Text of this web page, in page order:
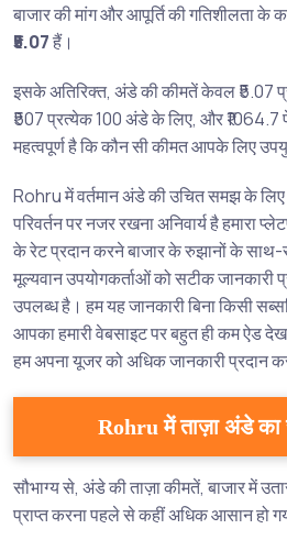
बाजार की मांग और आपूर्ति की गतिशीलता
₹5.07हैं।
इसके अतिरिक्त, अंडे की कीमतें केवल ₹5.07
₹507 प्रत्येक 100 अंडे के लिए, और
महत्वपूर्ण है कि कौन सी कीमत आपके लिए
Rohru में वर्तमान अंडे की उचित समझ के
परिवर्तन पर नजर रखना अनिवार्य है हमारा
के रेट प्रदान करने बाजार के रुझानों के
मूल्यवान उपयोगकर्ताओं को सटीक जानकारी
उपलब्ध है। हम यह जानकारी बिना किसी
आपका हमारी वेबसाइट पर बहुत ही कम ऐड
हम अपना यूजर को अधिक जानकारी प्रदान
Rohru में ताज़ा अंडे
सौभाग्य से, अंडे की ताज़ा कीमतें, बाजार में
प्राप्त करना पहले से कहीं अधिक आसान हो